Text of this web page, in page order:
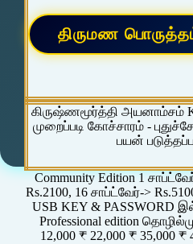
கிருஷ்ணமூர்த்தி அயனாம்சம்
முறைப்படி கோச்சாரம் -
பயன்
Community Edition 1
Rs.2100, 16 சாப்ட்வேர்->
USB KEY & PASSWORD
Professional edition
12,000 ₹ 22,000 ₹ 35,000